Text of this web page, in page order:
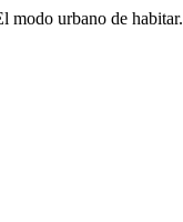
modo urbano de habitar.